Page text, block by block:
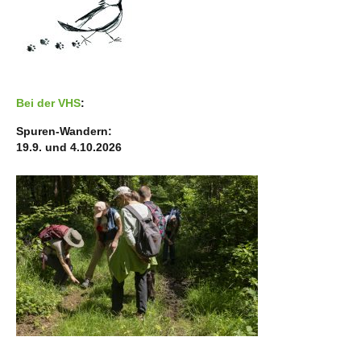
Bei der VHS:
Spuren-Wandern:
19.9. und 4.10.2026